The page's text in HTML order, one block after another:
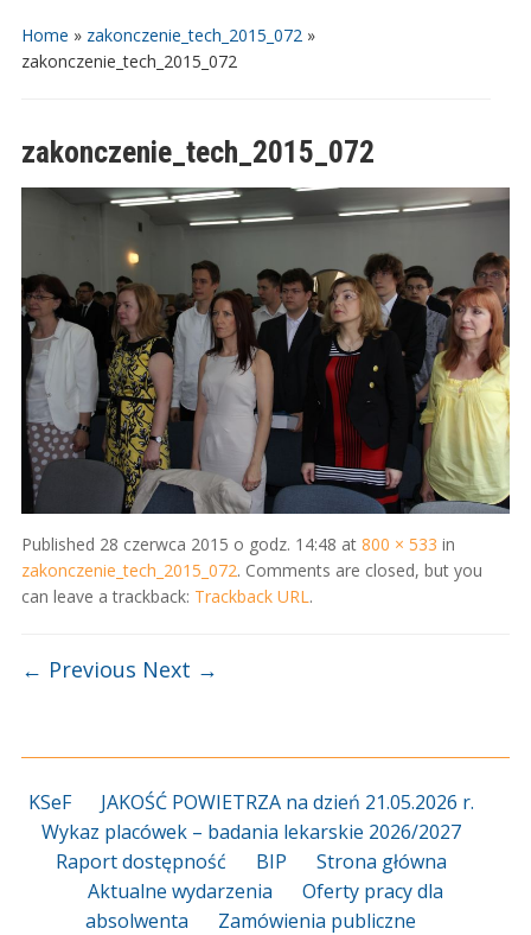
Home » zakonczenie_tech_2015_072»
zakonczenie_tech_2015_072
zakonczenie_tech_2015_072
Published 28 czerwca 2015 o godz. 14:48 at 800 × 533 in
zakonczenie_tech_2015_072. Comments are closed, but you
can leave a trackback: Trackback URL .
← Previous Next →
KSeF
JAKOŚĆ POWIETRZA na dzień 21.05.2026 r.
Wykaz placówek – badania lekarskie 2026/2027
Raport dostępność
BIP
Strona główna
Aktualne wydarzenia
Oferty pracy dla
absolwenta
Zamówienia publiczne